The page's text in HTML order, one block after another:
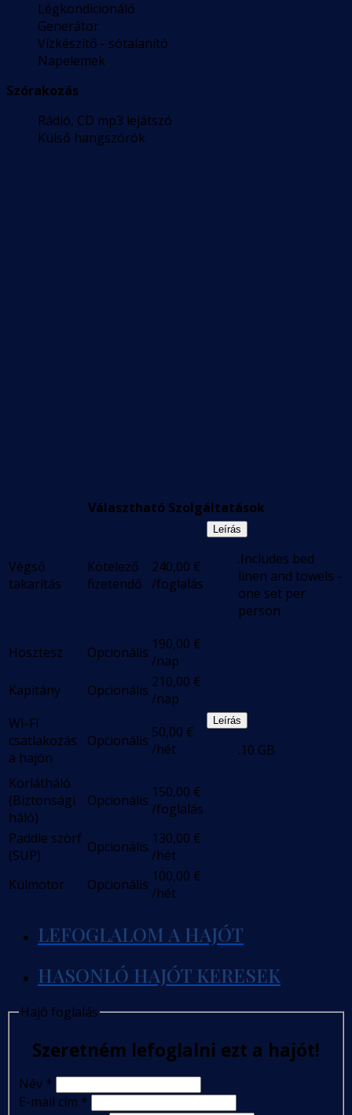
Légkondicionáló
Generátor
Vízkészítő - sótalanító
Napelemek
Szórakozás
Rádió, CD mp3 lejátszó
Külső hangszórók
Választható Szolgáltatások
Végső
takarítás
Kötelező
fizetendő
240,00 €
/foglalás
Leírás
.Includes bed
linen and towels -
one set per
person
Hosztesz Opcionális 190,00 €
/nap
Kapitány
Opcionális 210,00 €
/nap
WI-FI
csatlakozás
a hajón
Opcionális 50,00 €
/hét
Leírás
.10 GB
Korlátháló
(Biztonsági
háló)
Opcionális 150,00 €
/foglalás
Paddle szörf
(SUP)
Opcionális 130,00 €
/hét
Külmotor
Opcionális 100,00 €
/hét
LEFOGLALOM A HAJÓT
HASONLÓ HAJÓT KERESEK
Hajó foglalás
Szeretném lefoglalni ezt a hajót!
Név *
E-mail cím *